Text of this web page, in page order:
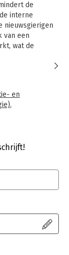
de
interne
nieuwsgierigen
van een
wat de
kan
begrippen uit
Het blijkt
Hiermee wordt
een groot
en
,